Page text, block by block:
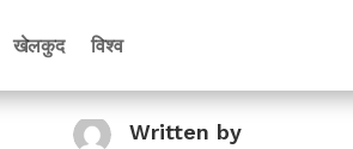
खेलकुद विश्व
Written by